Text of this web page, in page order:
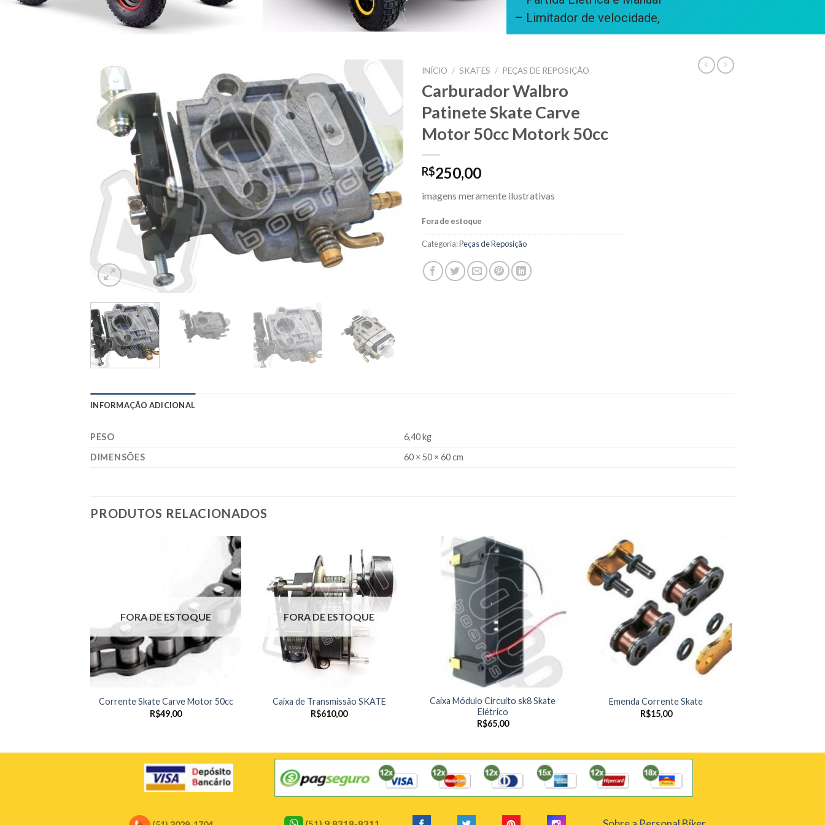
– Limitador de velocidade,
INÍCIO / SKATES / PEÇAS DE REPOSIÇÃO
Carburador Walbro
Patinete Skate Carve
Motor 50cc Motork 50cc
R$250,00
imagens meramente ilustrativas
Fora de estoque
Categoria:Peças de Reposição
INFORMAÇÃO ADICIONAL
PESO
6,40 kg
DIMENSÕES
60 × 50 × 60 cm
PRODUTOS RELACIONADOS
FORA DE ESTOQUE
Corrente Skate Carve Motor 50cc
R$49,00
FORA DE ESTOQUE
Caixa de Transmissão SKATE
R$610,00
Caixa Módulo Circuito sk8 Skate
Elétrico
R$65,00
Emenda Corrente Skate
R$15,00